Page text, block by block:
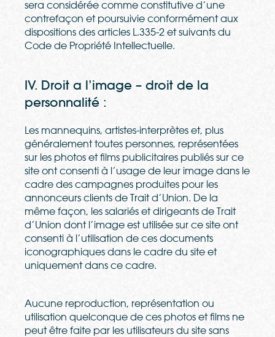
sera considérée comme constitutive d’une
contrefaçon et poursuivie conformément aux
dispositions des articles L.335-2 et suivants du
Code de Propriété Intellectuelle.
IV. Droit a l’image – droit de la
personnalité :
Les mannequins, artistes-interprètes et, plus
généralement toutes personnes, représentées
sur les photos et films publicitaires publiés sur ce
site ont consenti à l’usage de leur image dans le
cadre des campagnes produites pour les
annonceurs clients de Trait d’Union. De la
même façon, les salariés et dirigeants de Trait
d’Union dont l’image est utilisée sur ce site ont
consenti à l’utilisation de ces documents
iconographiques dans le cadre du site et
uniquement dans ce cadre.
Aucune reproduction, représentation ou
utilisation quelconque de ces photos et films ne
peut être faite par les utilisateurs du site sans